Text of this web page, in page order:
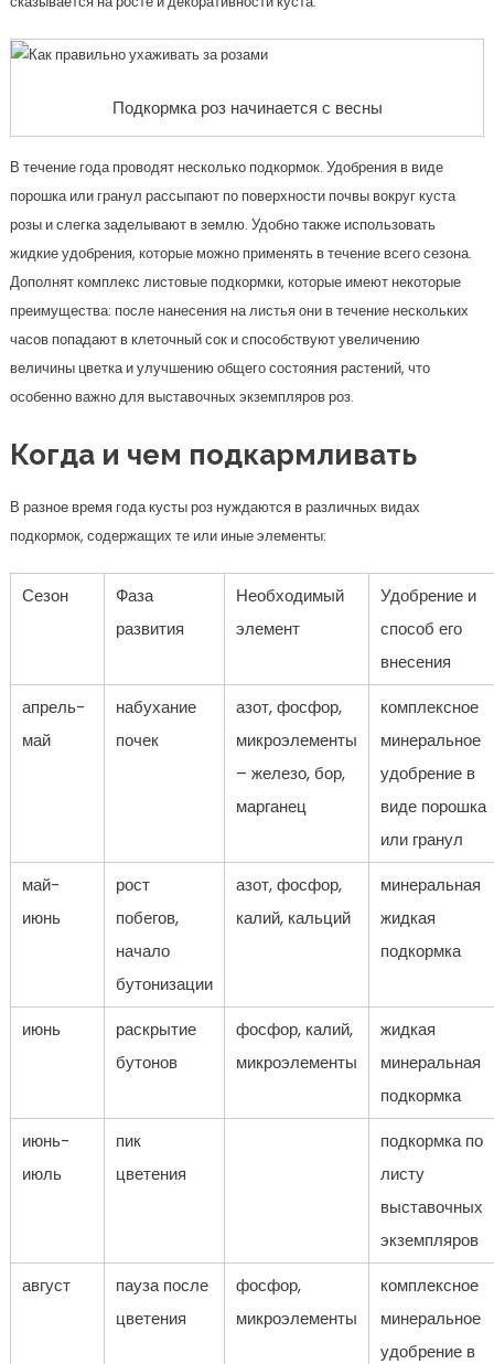
Подкормка роз начинается с весны
В течение года проводят несколько подкормок. Удобрения в виде
порошка или гранул рассыпают по поверхности почвы вокруг куста
розы и слегка заделывают в землю. Удобно также использовать
жидкие удобрения, которые можно применять в течение всего сезона.
Дополнят комплекс листовые подкормки, которые имеют некоторые
преимущества: после нанесения на листья они в течение нескольких
часов попадают в клеточный сок и способствуют увеличению
величины цветка и улучшению общего состояния растений, что
особенно важно для выставочных экземпляров роз.
Когда и чем подкармливать
В разное время года кусты роз нуждаются в различных видах
подкормок, содержащих те или иные элементы:
Сезон
Фаза
развития
Необходимый
элемент
Удобрение и
способ его
внесения
апрель-
май
набухание
почек
азот, фосфор,
микроэлементы
– железо, бор,
марганец
комплексное
минеральное
удобрение в
виде порошка
или гранул
май-
июнь
рост
побегов,
начало
бутонизации
азот, фосфор,
калий, кальций
минеральная
жидкая
подкормка
июнь
раскрытие
бутонов
фосфор, калий,
микроэлементы
жидкая
минеральная
подкормка
июнь-
июль
пик
цветения
подкормка по
листу
выставочных
экземпляров
август
пауза после
цветения
фосфор,
микроэлементы
комплексное
минеральное
удобрение в